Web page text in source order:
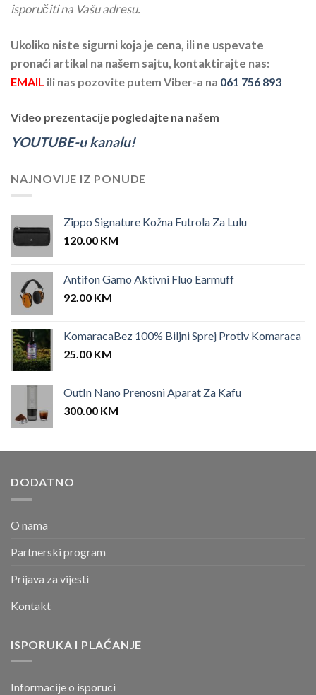
isporučiti na Vašu adresu.
Ukoliko niste sigurni koja je cena, ili ne uspevate
pronaći artikal na našem sajtu, kontaktirajte nas:
EMAIL ili nas pozovite putem Viber-a na 061 756 893
Video prezentacije pogledajte na našem
YOUTUBE-u kanalu!
NAJNOVIJE IZ PONUDE
Zippo Signature Kožna Futrola Za Lulu
120.00 KM
Antifon Gamo Aktivni Fluo Earmuff
92.00 KM
KomaracaBez 100% Biljni Sprej Protiv Komaraca
25.00 KM
OutIn Nano Prenosni Aparat Za Kafu
300.00 KM
DODATNO
O nama
Partnerski program
Prijava za vijesti
Kontakt
ISPORUKA I PLAĆANJE
Informacije o isporuci